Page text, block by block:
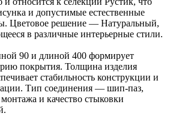
и допустимые естественные
Цветовое решение — Натуральный,
в различные интерьерные стили.
90 и длиной 400 формирует
покрытия. Толщина изделия
стабильность конструкции и
Тип соединения — шип-паз,
и качество стыковки